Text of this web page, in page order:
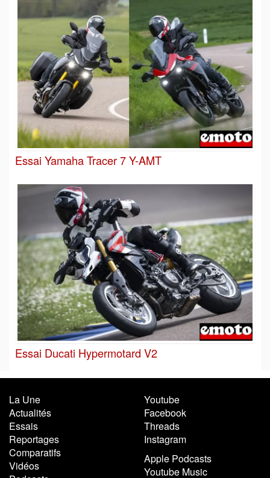
Essai Yamaha Tracer 7 Y-AMT
Essai Ducati Hypermotard V2
La Une
Actualités
Essais
Reportages
Comparatifs
Vidéos
Youtube
Facebook
Threads
Instagram
Apple Podcasts
Youtube Music